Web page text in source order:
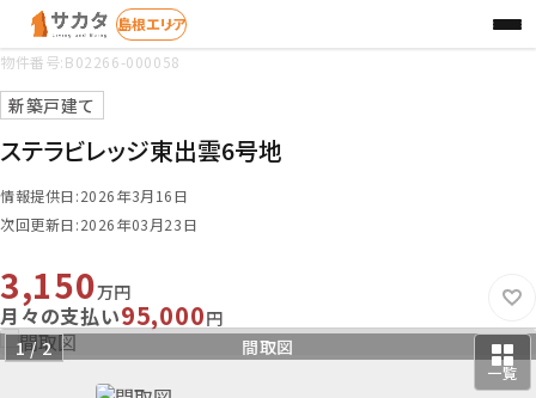
ステラビレッジ東出雲6号地
新築戸建て
物件番号:B02266-000058
情報提供日:2026年3月16日
次回更新日:2026年03月23日
3,150万円
月々の支払い95,000円
外観
間取図
1 / 2
一覧
STEP 1お探しの種別を選択
STEP 2検索方法を選択
エリアからさがす さがす